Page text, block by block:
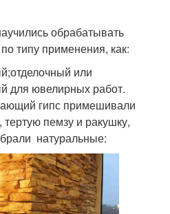
обрабатывать
типу применения, как:
или
для ювелирных работ.
гипс примешивали
пемзу и ракушку,
натуральные: